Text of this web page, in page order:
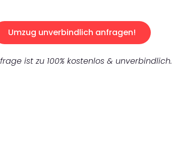
Umzug unverbindlich anfragen!
ist zu 100% kostenlos & unverbindlich.